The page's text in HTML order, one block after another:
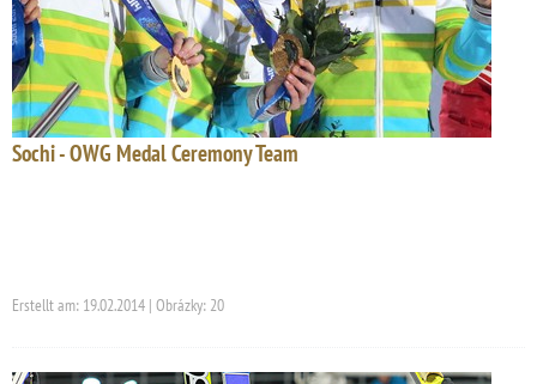
Sochi - OWG Medal Ceremony Team
Erstellt am: 19.02.2014 | Obrázky: 20